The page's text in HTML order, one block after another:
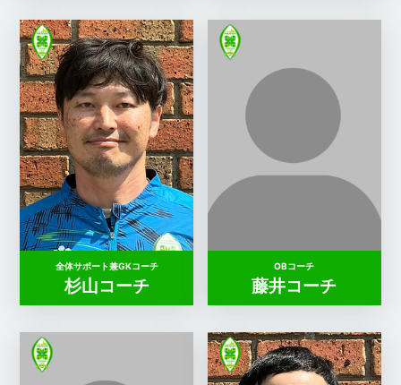
全体サポート兼GKコーチ
杉山コーチ
OBコーチ
藤井コーチ